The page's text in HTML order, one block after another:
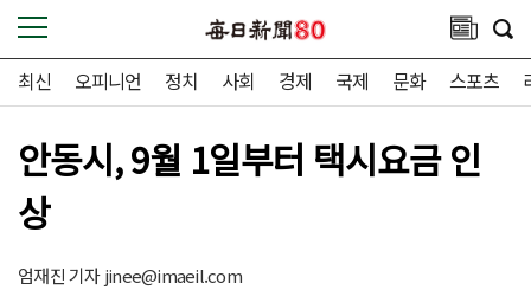
최신 오피니언 정치 사회 경제 국제 문화 스포츠
안동시, 9월 1일부터 택시요금 인
상
엄재진 기자jinee@imaeil.com